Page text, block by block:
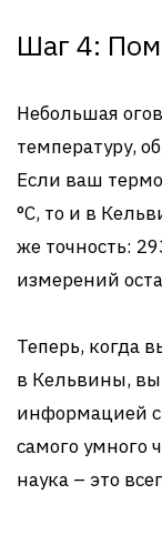
Шаг 4:
Небольшая
температуру,
Если ваш
°C, то и в
же точность:
измерений
Теперь, когда
в Кельвины,
информацией с
самого умного
наука – это